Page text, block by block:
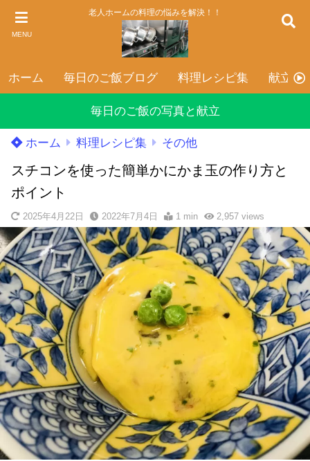
MENU
老人ホームの料理の悩みを解決！！
ホーム 毎日のご飯ブログ 料理レシピ集 献立表
毎日のご飯の写真と献立
ホーム 料理レシピ集 その他
スチコンを使った簡単かにかま玉の作り方と
ポイント
2025年4月22日 2022年7月4日 1 min 2,957views